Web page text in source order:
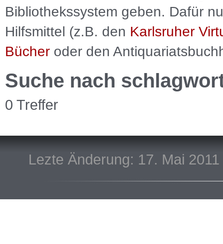
Bibliothekssystem geben. Dafür
Hilfsmittel (z.B. den Karlsruher
Bücher oder den
Suche nach
0 Treffer
Lezte Änderung: 17. Mai